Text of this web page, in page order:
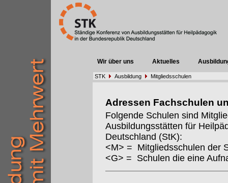
Wir über uns Aktuelles
STK Ausbildung Mitgliedsschulen
Adressen Fachschulen
Folgende Schulen sind
Ausbildungsstätten für
Deutschland (StK):
<M> = Mitgliedsschulen der
<G> = Schulen die eine